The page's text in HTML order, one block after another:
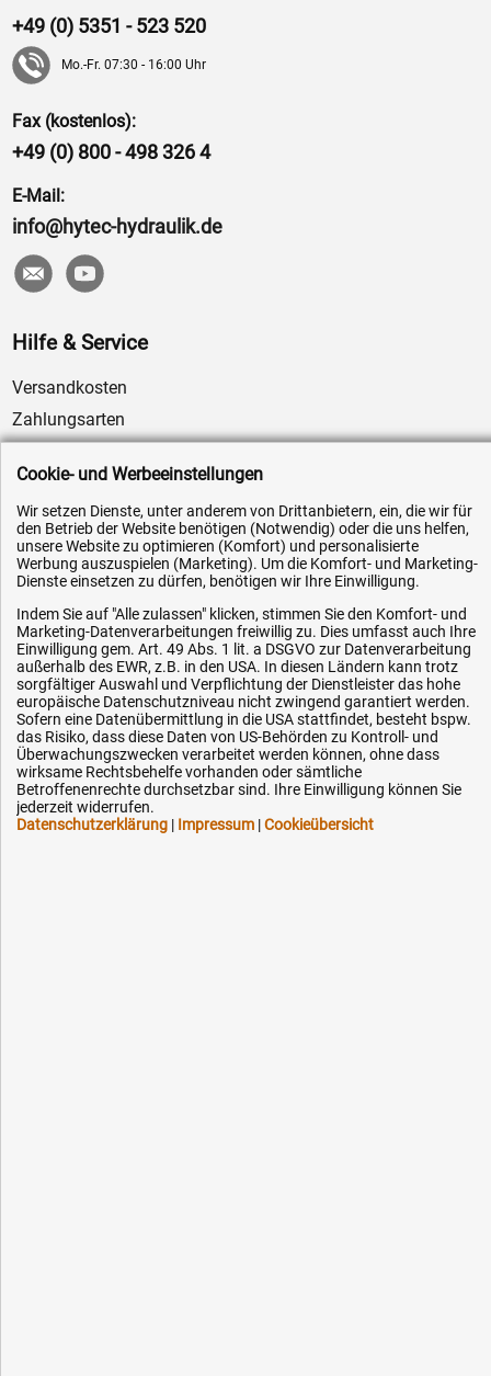
+49 (0) 5351 - 523 520
Mo.-Fr. 07:30 - 16:00 Uhr
Fax (kostenlos):
+49 (0) 800 - 498 326 4
E-Mail:
info@hytec-hydraulik.de
Hilfe & Service
Versandkosten
Zahlungsarten
AGB / Widerrufsrecht
Datenschutz
Impressum
Karriere
OEM-Ersatzteile
Technik-Hilfe
Downloads
Kontakt
Ihre Hytec-Hydraulik Vorteile
Schneller Versand, meist am selben Tag
Cookie- und Werbeeinstellungen
Wir setzen Dienste, unter anderem von Drittanbietern, ein, die wir für
den Betrieb der Website benötigen (Notwendig) oder die uns helfen,
unsere Website zu optimieren (Komfort) und personalisierte
Werbung auszuspielen (Marketing). Um die Komfort- und Marketing-
Dienste einsetzen zu dürfen, benötigen wir Ihre Einwilligung.
Indem Sie auf "Alle zulassen" klicken, stimmen Sie den Komfort- und
Marketing-Datenverarbeitungen freiwillig zu. Dies umfasst auch Ihre
Einwilligung gem. Art. 49 Abs. 1 lit. a DSGVO zur Datenverarbeitung
außerhalb des EWR, z.B. in den USA. In diesen Ländern kann trotz
sorgfältiger Auswahl und Verpflichtung der Dienstleister das hohe
europäische Datenschutzniveau nicht zwingend garantiert werden.
Sofern eine Datenübermittlung in die USA stattfindet, besteht bspw.
das Risiko, dass diese Daten von US-Behörden zu Kontroll- und
Überwachungszwecken verarbeitet werden können, ohne dass
wirksame Rechtsbehelfe vorhanden oder sämtliche
Betroffenenrechte durchsetzbar sind. Ihre Einwilligung können Sie
jederzeit widerrufen.
Datenschutzerklärung | Impressum |Cookieübersicht